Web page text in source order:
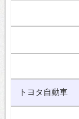
トヨタ自動車